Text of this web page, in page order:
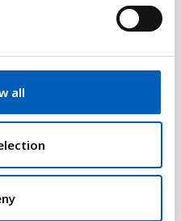
all
är beroende av
person samt
i att alla
var denna areal 1,8
denna kvot har
areal över hela